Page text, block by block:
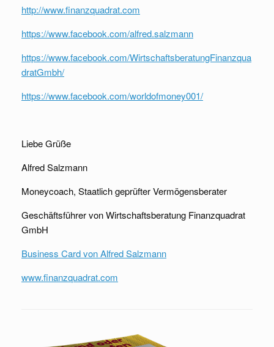
http://www.finanzquadrat.com
https://www.facebook.com/alfred.salzmann
https://www.facebook.com/WirtschaftsberatungFinanzqua
dratGmbh/
https://www.facebook.com/worldofmoney001/
Liebe Grüße
Alfred Salzmann
Moneycoach, Staatlich geprüfter Vermögensberater
Geschäftsführer von Wirtschaftsberatung Finanzquadrat
GmbH
Business Card von Alfred Salzmann
www.finanzquadrat.com